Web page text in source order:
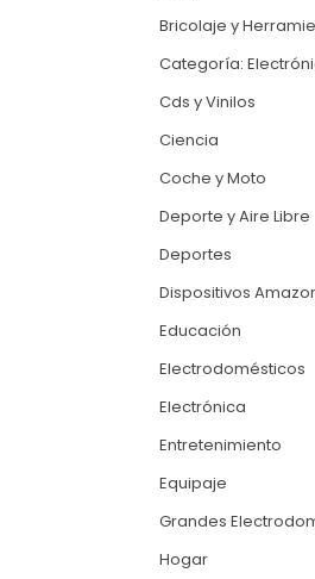
Bricolaje y
Categoría:
Cds y Vinilos
Ciencia
Coche y Moto
Deporte y Aire Libre
Deportes
Dispositivos
Educación
Electrodomésticos
Electrónica
Entretenimiento
Equipaje
Grandes
Hogar